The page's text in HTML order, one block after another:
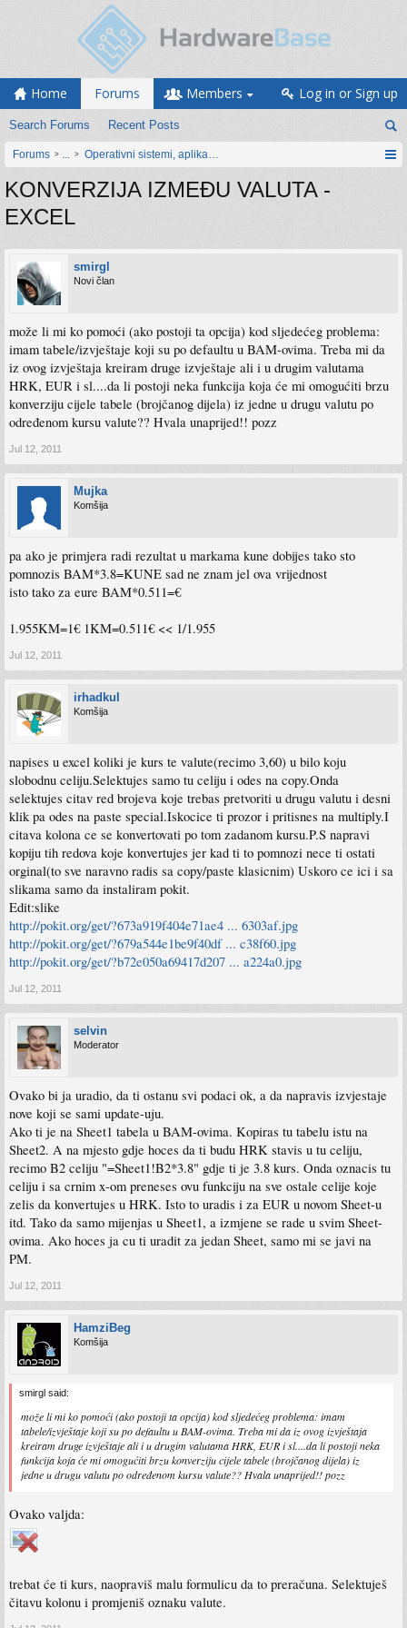
Home Forums
Search Forums Recent Posts
Members Log in or Sign up
Forums ... Operativni sistemi, aplikacije i programiranje
KONVERZIJA IZMEĐU VALUTA -
EXCEL
smirgl
Novi član
može li mi ko pomoći (ako postoji ta opcija) kod sljedećeg problema:
imam tabele/izvještaje koji su po defaultu u BAM-ovima. Treba mi da
iz ovog izvještaja kreiram druge izvještaje ali i u drugim valutama
HRK, EUR i sl....da li postoji neka funkcija koja će mi omogućiti brzu
konverziju cijele tabele (brojčanog dijela) iz jedne u drugu valutu po
određenom kursu valute?? Hvala unaprijed!! pozz
Jul 12, 2011
Mujka
Komšija
pa ako je primjera radi rezultat u markama kune dobijes tako sto
pomnozis BAM*3.8=KUNE sad ne znam jel ova vrijednost
isto tako za eure BAM*0.511=€
1.955KM=1€ 1KM=0.511€ << 1/1.955
Jul 12, 2011
irhadkul
Komšija
napises u excel koliki je kurs te valute(recimo 3,60) u bilo koju
slobodnu celiju.Selektujes samo tu celiju i odes na copy.Onda
selektujes citav red brojeva koje trebas pretvoriti u drugu valutu i desni
klik pa odes na paste special.Iskocice ti prozor i pritisnes na multiply.I
citava kolona ce se konvertovati po tom zadanom kursu.P.S napravi
kopiju tih redova koje konvertujes jer kad ti to pomnozi nece ti ostati
orginal(to sve naravno radis sa copy/paste klasicnim) Uskoro ce ici i sa
slikama samo da instaliram pokit.
Edit:slike
http://pokit.org/get/?673a919f404e71ae4 ... 6303af.jpg
http://pokit.org/get/?679a544e1be9f40df ... c38f60.jpg
http://pokit.org/get/?b72e050a69417d207 ... a224a0.jpg
Jul 12, 2011
selvin
Moderator
Ovako bi ja uradio, da ti ostanu svi podaci ok, a da napravis izvjestaje
nove koji se sami update-uju.
Ako ti je na Sheet1 tabela u BAM-ovima. Kopiras tu tabelu istu na
Sheet2. A na mjesto gdje hoces da ti budu HRK stavis u tu celiju,
recimo B2 celiju "=Sheet1!B2*3.8" gdje ti je 3.8 kurs. Onda oznacis tu
celiju i sa crnim x-om preneses ovu funkciju na sve ostale celije koje
zelis da konvertujes u HRK. Isto to uradis i za EUR u novom Sheet-u
itd. Tako da samo mijenjas u Sheet1, a izmjene se rade u svim Sheet-
ovima. Ako hoces ja cu ti uradit za jedan Sheet, samo mi se javi na
PM.
Jul 12, 2011
HamziBeg
Komšija
smirgl said:
može li mi ko pomoći (ako postoji ta opcija) kod sljedećeg problema: imam
tabele/izvještaje koji su po defaultu u BAM-ovima. Treba mi da iz ovog izvještaja
kreiram druge izvještaje ali i u drugim valutama HRK, EUR i sl....da li postoji neka
funkcija koja će mi omogućiti brzu konverziju cijele tabele (brojčanog dijela) iz
jedne u drugu valutu po određenom kursu valute?? Hvala unaprijed!! pozz
Ovako valjda:
trebat će ti kurs, naopraviš malu formulicu da to preračuna. Selektuješ
čitavu kolonu i promjeniš oznaku valute.